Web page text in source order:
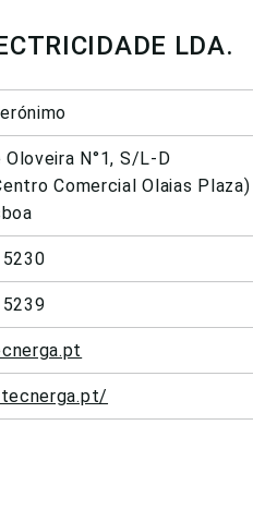
LDA.
Oloveira N°1, S/L-D
Comercial Olaias Plaza)